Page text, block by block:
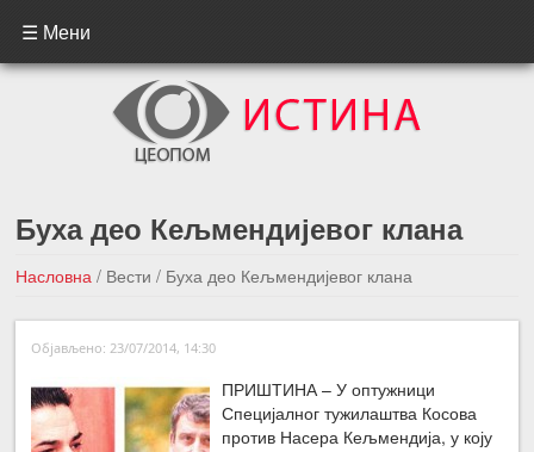
☰ Мени
Буха део Кељмендијевог клана
Насловна / Вести/ Буха део Кељмендијевог клана
←Претходна вест
Следећа вест →
Објављено: 23/07/2014, 14:30
ПРИШТИНА – У оптужници
Специјалног тужилаштва Косова
против Насера Кељмендија, у коју